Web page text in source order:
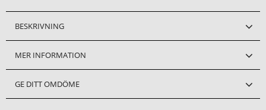
BESKRIVNING
MER INFORMATION
GE DITT OMDÖME